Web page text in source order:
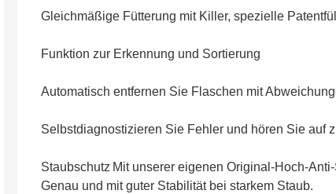
Gleichmäßige Fütterung mit Killer, spezielle
Funktion zur Erkennung und Sortierung
Automatisch entfernen Sie Flaschen mit
Selbstdiagnostizieren Sie Fehler und hören Sie auf
Staubschutz Mit unserer eigenen Original-Hoch-
Genau und mit guter Stabilität bei starkem Staub.